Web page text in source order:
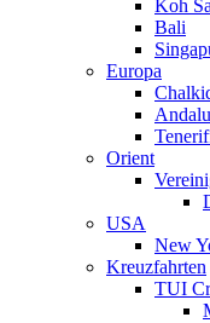
Koh
Bali
Europa
Orient
USA
New
Kreuzfahrten
TUI